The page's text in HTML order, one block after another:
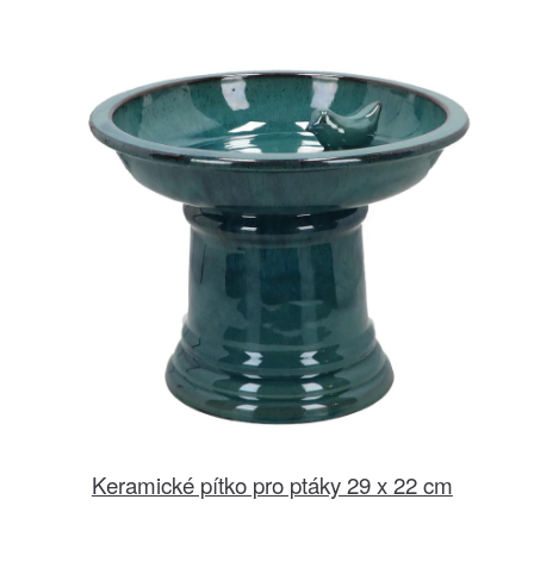
Keramické pítko pro ptáky 29 x 22 cm